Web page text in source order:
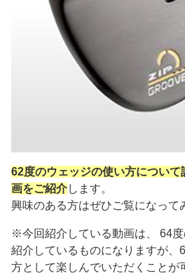
62度のウェッジの使い方につい
画をご紹介します。
興味のある方はぜひご覧になって
※今回紹介している動画は、 64
紹介しているものになりますが、
方として楽しんでいただくことが